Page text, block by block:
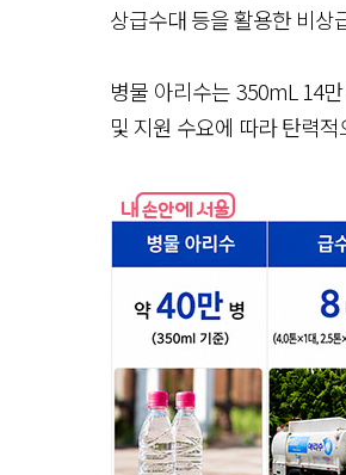
상급수대 등을 활용한 비상
병물 아리수는 350mL 14
및 지원 수요에 따라 탄력